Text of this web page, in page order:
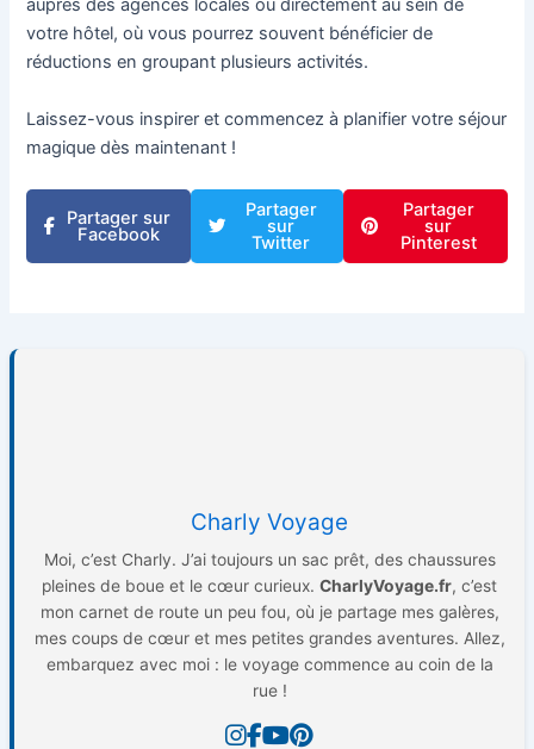
auprès des agences locales ou directement au sein de
votre hôtel, où vous pourrez souvent bénéficier de
réductions en groupant plusieurs activités.
Laissez-vous inspirer et commencez à planifier votre séjour
magique dès maintenant !
Partager sur
Facebook
Partager
sur
Twitter
Partager
sur
Pinterest
Charly Voyage
Moi, c’est Charly. J’ai toujours un sac prêt, des chaussures
pleines de boue et le cœur curieux. CharlyVoyage.fr, c’est
mon carnet de route un peu fou, où je partage mes galères,
mes coups de cœur et mes petites grandes aventures. Allez,
embarquez avec moi : le voyage commence au coin de la
rue !